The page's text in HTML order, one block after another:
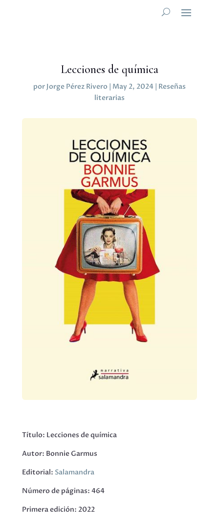
Lecciones de química
por Jorge Pérez Rivero| May 2, 2024| Reseñas
literarias
Título: Lecciones de química
Autor: Bonnie Garmus
Editorial: Salamandra
Número de páginas: 464
Primera edición: 2022